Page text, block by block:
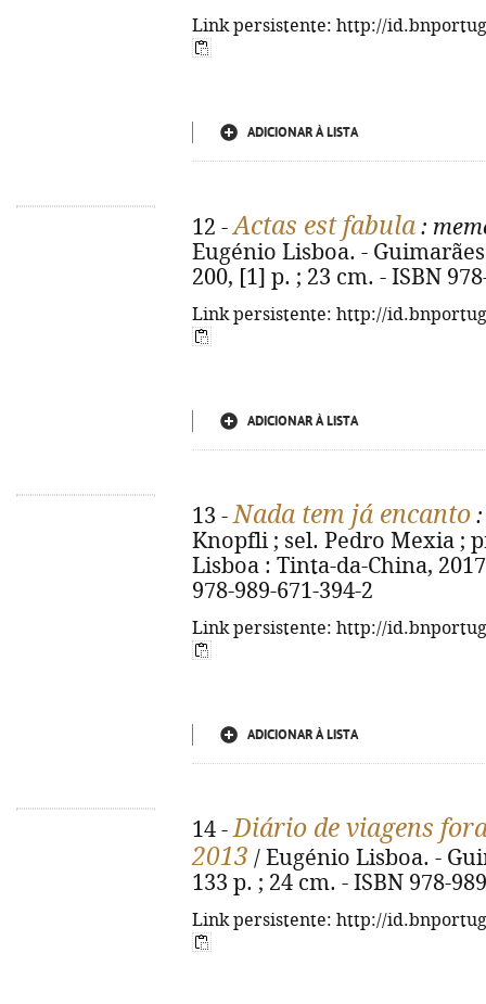
Link persistente: http://
ADICIONAR À LISTA
12 -Actas est fabula :
Eugénio Lisboa. -
200, [1] p. ; 23 cm. - ISBN
Link persistente: http://
ADICIONAR À LISTA
13 -Nada tem já encanto
Knopfli ; sel. Pedro Mexia ;
Lisboa : Tinta-da-China,
978-989-671-394-2
Link persistente: http://
ADICIONAR À LISTA
14 -Diário de viagens
2013 / Eugénio Lisboa. -
133 p. ; 24 cm. - ISBN 978-
Link persistente: http://